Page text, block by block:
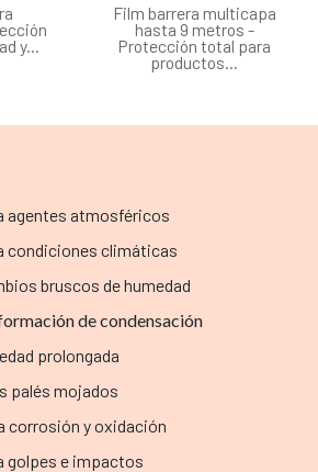
y...
Film barrera multicapa
hasta 9 metros -
Protección total para
productos...
agentes atmosféricos
condiciones climáticas
bruscos de humedad
de condensación
prolongada
palés mojados
corrosión y oxidación
golpes e impactos